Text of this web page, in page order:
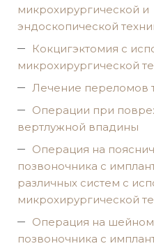
микрохирургической и
эндоскопической
Кокцигэктомия с
микрохирургической
Лечение переломов
Операции при
вертлужной впадины
Операция на
позвоночника с
различных систем с
микрохирургической
Операция на шейном
позвоночника с